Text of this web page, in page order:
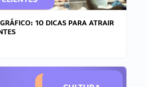
10 DICAS PARA ATRAIR